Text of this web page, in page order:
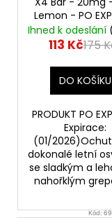
Lemon - PO
Ihned k odeslání
113 Kč175
DO KOŠÍKU
PRODUKT PO
Expirace:
(01/
dokonalé letní
se sladkým a
nahořklým
Kód: